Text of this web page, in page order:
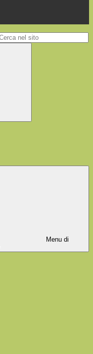
Menu di